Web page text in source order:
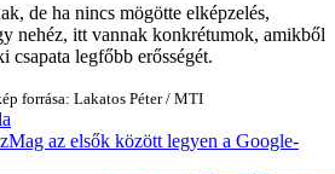
de ha nincs mögötte elképzelés,
nehéz, itt vannak konkrétumok, amikből
csapata legfőbb erősségét.
forrása: Lakatos Péter / MTI
az elsők között legyen a Google-